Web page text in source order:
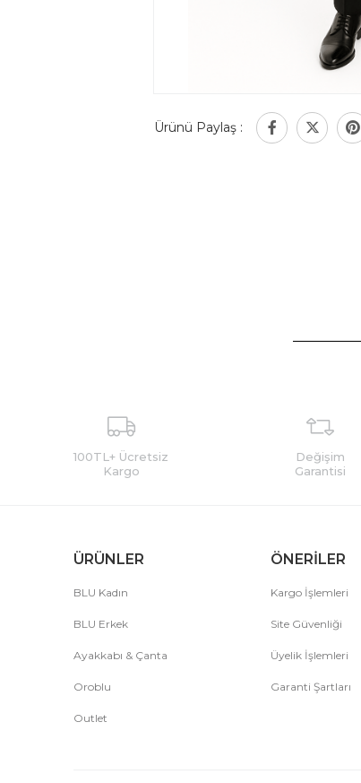
Ürünü Paylaş :
100TL+ Ücretsiz
Kargo
Değişim
Garantisi
ÜRÜNLER
BLU Kadın
BLU Erkek
Ayakkabı & Çanta
Oroblu
Outlet
ÖNERİLER
Kargo İşlemleri
Site Güvenliği
Üyelik İşlemleri
Garanti Şartları